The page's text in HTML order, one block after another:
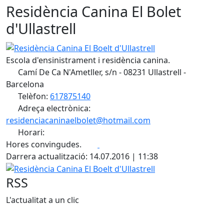
Residència Canina El Bolet
d'Ullastrell
Residència Canina El Boelt d'Ullastrell
Escola d'ensinistrament i residència canina.
Camí De Ca N'Ametller, s/n - 08231 Ullastrell -
Barcelona
Telèfon: 617875140
Adreça electrònica:
residenciacaninaelbolet@hotmail.com
Horari:
Hores convingudes.
Darrera actualització: 14.07.2016 | 11:38
Residència Canina El Boelt d'Ullastrell
RSS
L'actualitat a un clic